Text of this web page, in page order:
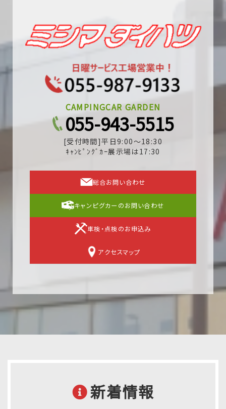
CAMPINGCAR GARDEN
055-943-5515
[受付時間]平日9:00～18:30
ｷｬﾝﾋﾟﾝｸﾞｶｰ展示場は17:30
総合お問い合わせ
キャンピグカーのお問い合わせ
車検・点検のお申込み
アクセスマップ
新着情報